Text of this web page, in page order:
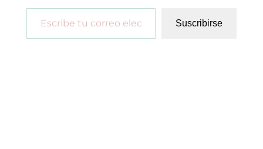
Escribe tu correo electrónico…
Suscribirse